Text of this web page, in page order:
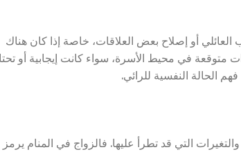
أو إصلاح بعض العلاقات، خاصة إذا كان هناك
متوقعة في محيط الأسرة، سواء كانت إيجابية أو
الحالة النفسية للرائي.
التي قد تطرأ عليها. فالزواج في المنام يرمز